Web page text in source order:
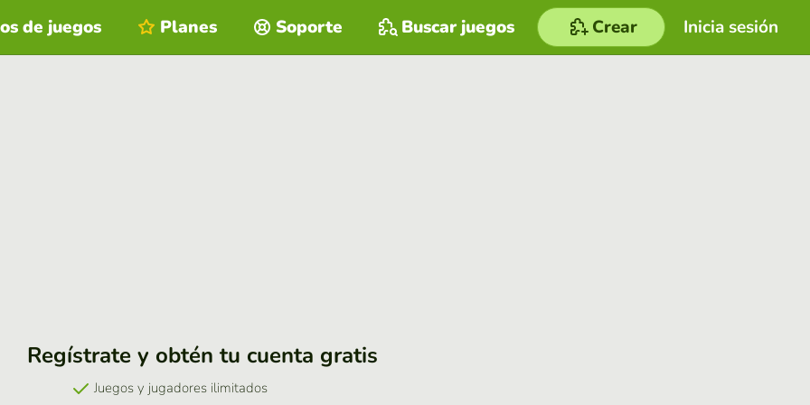
Inicia sesión
de juegos Planes Soporte Buscar juegos Crear
Regístrate y obtén tu cuenta gratis
Juegos y jugadores ilimitados